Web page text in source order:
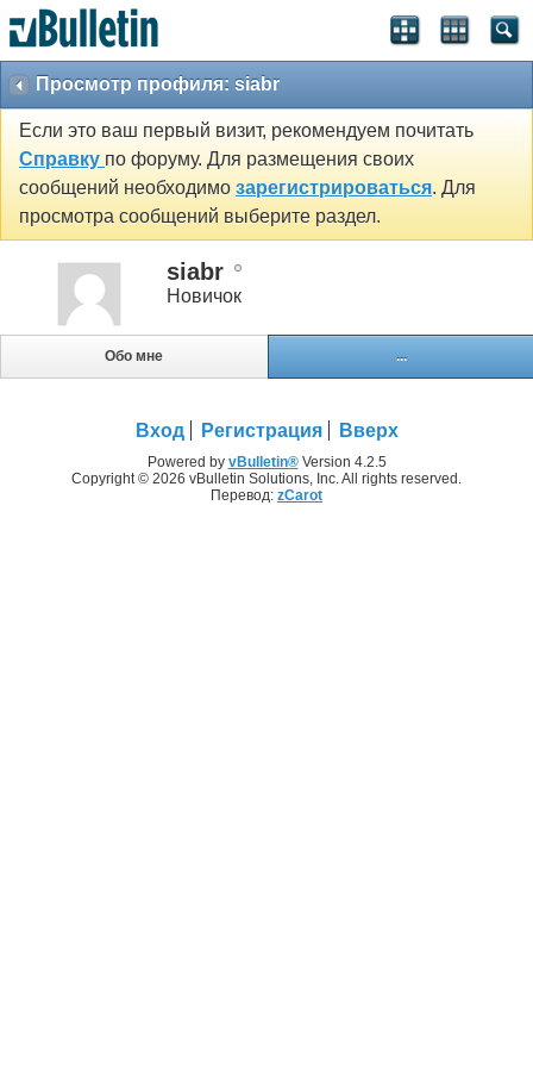
Просмотр профиля: siabr
Если это ваш первый визит, рекомендуем почитать
Справку по форуму. Для размещения своих
сообщений необходимо зарегистрироваться. Для
просмотра сообщений выберите раздел.
siabr
Новичок
Обо мне ...
Вход Регистрация Вверх
Powered by vBulletin®Version 4.2.5
Copyright © 2026 vBulletin Solutions, Inc. All rights reserved.
Перевод: zCarot